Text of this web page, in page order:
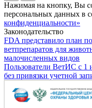
Нажимая на кнопку, Вы
персональных данных в
конфиденциальности»
Законодательство
FDA представило план
ветпрепаратов для
малочисленных видов
Пользователи ВетИС с 1
без привязки учетной